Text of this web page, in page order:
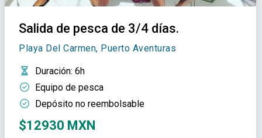
Salida de pesca de 3/4 días.
Playa Del Carmen, Puerto Aventuras
Duración: 6h
Equipo de pesca
Depósito no reembolsable
$12930 MXN